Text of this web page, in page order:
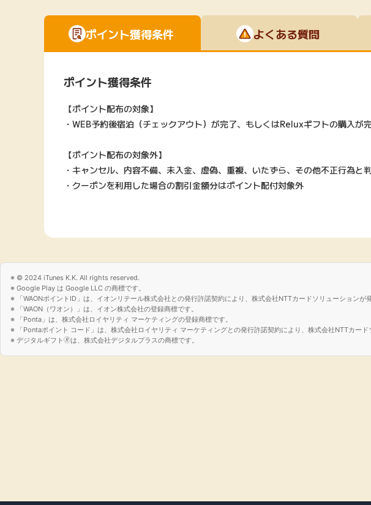
ポイント獲得条件 よくある質問
ポイント獲得条件
【ポイント配布の対象】
・WEB予約後宿泊（チェックアウト）が完了、もしくはReluxギフトの購入が
【ポイント配布の対象外】
・キャンセル、内容不備、未入金、虚偽、重複、いたずら、その他不正行為と
・クーポンを利用した場合の割引金額分はポイント配付対象外
© 2024 iTunes K.K. All rights reserved.
Google Play は Google LLC の商標です。
「WAONポイントID」は、イオンリテール株式会社との発行許諾契約により、株式会社NTTカードソリューションが
「WAON（ワオン）」は、イオン株式会社の登録商標です。
「Ponta」は、株式会社ロイヤリティ マーケティングの登録商標です。
「Pontaポイント コード」は、株式会社ロイヤリティ マーケティングとの発行許諾契約により、株式会社NTTカード
デジタルギフト🄬は、株式会社デジタルプラスの商標です。